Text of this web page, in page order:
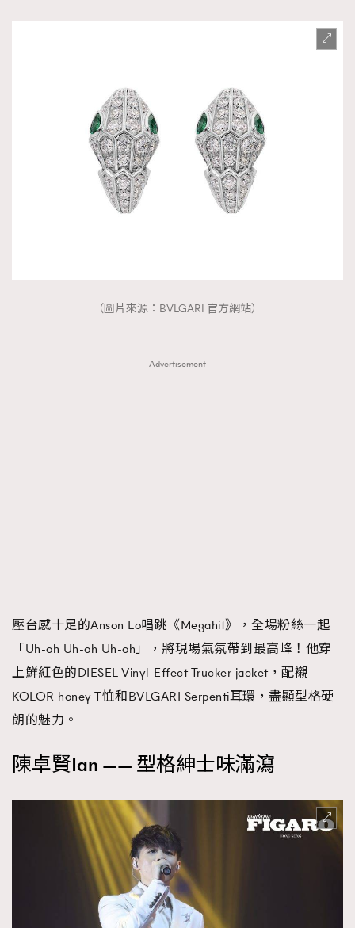
（圖片來源：BVLGARI 官方網站）
Advertisement
壓台感十足的Anson Lo唱跳《Megahit》，全場粉絲一起
「Uh-oh Uh-oh Uh-oh」，將現場氣氛帶到最高峰！他穿
上鮮紅色的DIESEL Vinyl-Effect Trucker jacket，配襯
KOLOR honey T恤和BVLGARI Serpenti耳環，盡顯型格硬
朗的魅力。
陳卓賢Ian —— 型格紳士味滿瀉